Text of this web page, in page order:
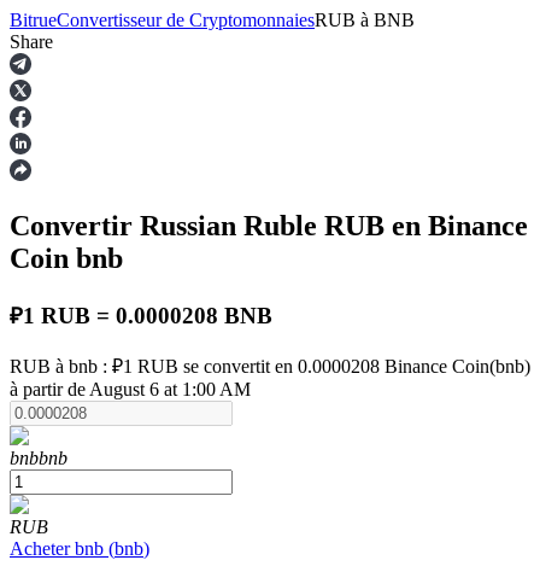
Contrats à terme
Futures USDT
Futures utilisant l'USDT comme garantie
BitrueConvertisseur de CryptomonnaiesRUB à BNB
Share
Convertir Russian Ruble RUB en Binance
Coin bnb
₽1 RUB = 0.0000208 BNB
RUB à bnb : ₽1 RUB se convertit en 0.0000208 Binance Coin(bnb)
à partir de August 6 at 1:00 AM
bnbbnb
RUB
Acheter bnb (bnb)